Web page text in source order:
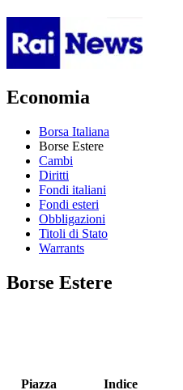
Economia
Borsa Italiana
Borse Estere
Cambi
Diritti
Fondi italiani
Fondi esteri
Obbligazioni
Titoli di Stato
Warrants
Borse Estere
Piazza Indice